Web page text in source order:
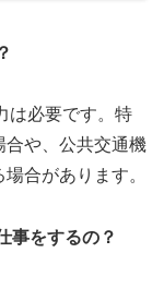
は必要です。特
合や、公共交通機
合があります。
事をするの？